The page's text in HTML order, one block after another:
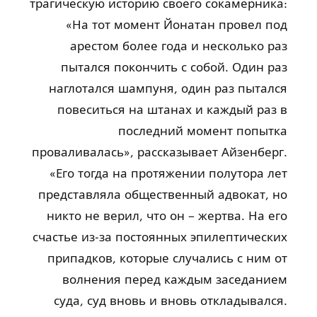
трагическую историю своего сокамерника:
«На тот момент Йонатан провел под
арестом более года и несколько раз
пытался покончить с собой. Один раз
наглотался шампуня, один раз пытался
повеситься на штанах и каждый раз в
последний момент попытка
проваливалась», рассказывает Айзенберг.
«Его тогда на протяжении полутора лет
представляла общественный адвокат, но
никто не верил, что он – жертва. На его
счастье из-за постоянных эпилептических
припадков, которые случались с ним от
волнения перед каждым заседанием
суда, суд вновь и вновь откладывался.